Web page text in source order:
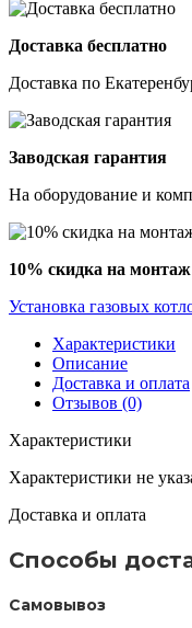
Доставка бесплатно
Доставка по
Заводская гарантия
На оборудование и
10% скидка на монтаж
Установка газовых
Характеристики
Описание
Доставка и оплата
Отзывов (0)
Характеристики
Характеристики не
Доставка и оплата
Способы
Самовывоз